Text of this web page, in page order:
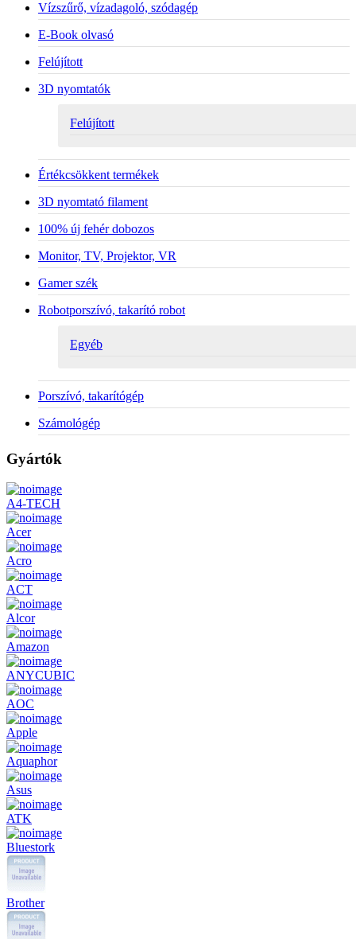
Vízszűrő, vízadagoló, szódagép
E-Book olvasó
Felújított
3D nyomtatók
Felújított
Értékcsökkent termékek
3D nyomtató filament
100% új fehér dobozos
Monitor, TV, Projektor, VR
Gamer szék
Robotporszívó, takarító robot
Egyéb
Porszívó, takarítógép
Számológép
Gyártók
A4-TECH
Acer
Acro
ACT
Alcor
Amazon
ANYCUBIC
AOC
Apple
Aquaphor
Asus
ATK
Bluestork
Brother